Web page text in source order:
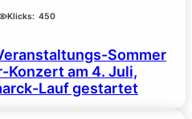
Klicks: 450
Sommer
am 4. Juli,
Lauf gestartet